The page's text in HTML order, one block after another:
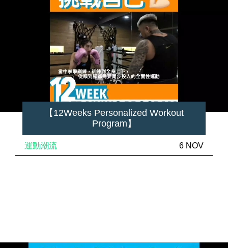
【12Weeks Personalized Workout
Program】
運動潮流 6 NOV